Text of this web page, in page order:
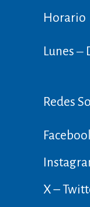
Horario
Lunes ‒
Redes
X –